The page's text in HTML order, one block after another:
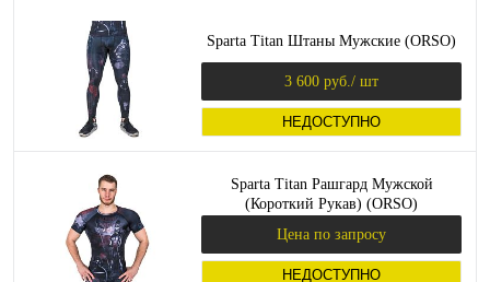
Sparta Titan Штаны Мужские (ORSO)
3 600 руб. / шт
НЕДОСТУПНО
Sparta Titan Рашгард Мужской
(Короткий Рукав) (ORSO)
Цена по запросу
НЕДОСТУПНО